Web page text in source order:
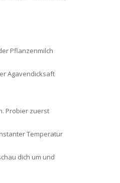
Pflanzenmilch
Agavendicksaft
Probier zuerst
Temperatur
dich um und